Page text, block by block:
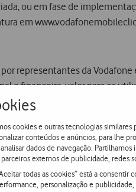
cookies e outras tecnologias similares
conteúdos e anúncios, para lhe
dados de navegação.
externos de publicidade, redes
todas as cookies” está a consentir
personalização e
ou em fase de
em
representantes da
financeira, valor para os
que se realizará no
projecto apresentado a